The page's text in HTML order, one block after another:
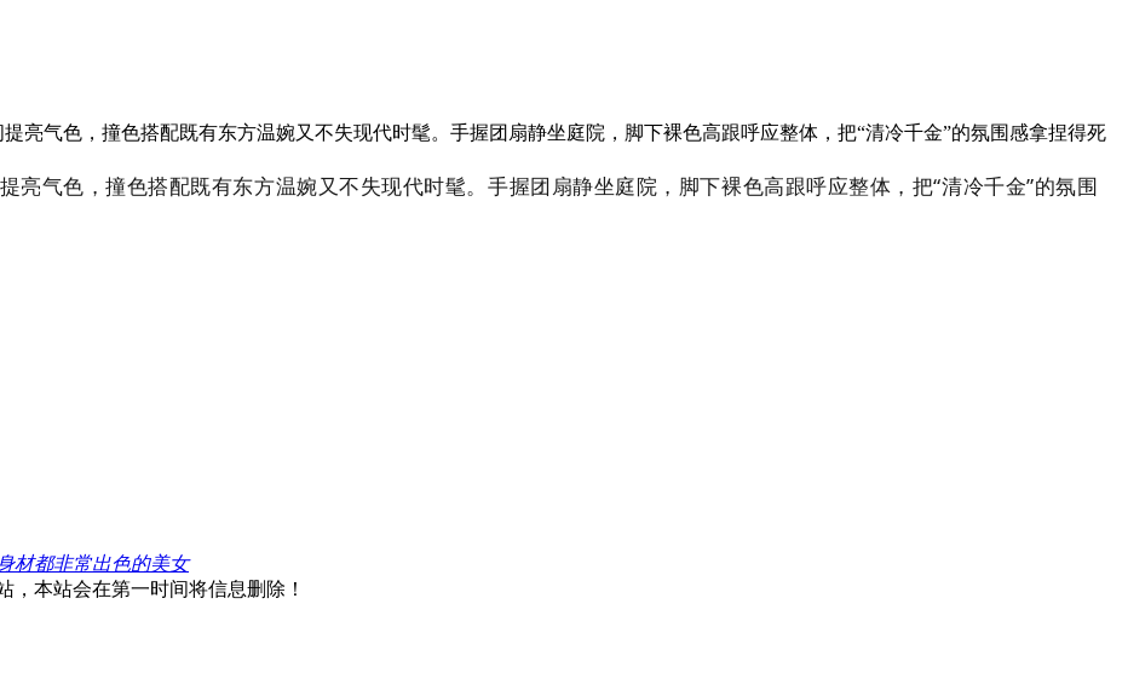
亮气色，撞色搭配既有东方温婉又不失现代时髦。手握团扇静坐庭院，脚下裸色高跟呼应整体，把“清冷千金”的氛围感拿捏得死
亮气色，撞色搭配既有东方温婉又不失现代时髦。手握团扇静坐庭院，脚下裸色高跟呼应整体，把“清冷千金”的氛围
材都非常出色的美女
本站会在第一时间将信息删除！